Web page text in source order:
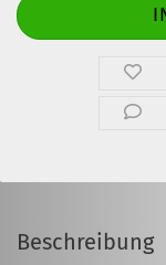
Beschreibung